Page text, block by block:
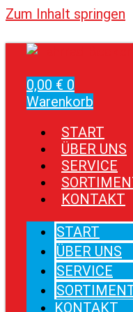
Zum Inhalt springen
0,00 € 0
Warenkorb
START
ÜBER UNS
SERVICE
KONTAKT
START
ÜBER UNS
SERVICE
KONTAKT